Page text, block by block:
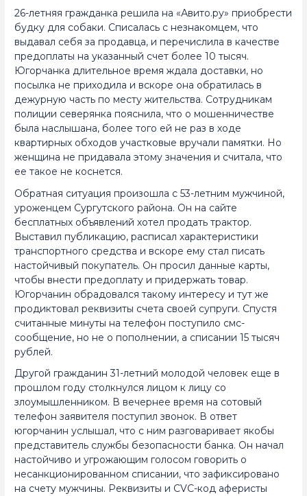
26-летняя гражданка решила на «Авито.ру» приобрести
будку для собаки. Списалась с незнакомцем, что
выдавал себя за продавца, и перечислила в качестве
предоплаты на указанный счет более 10 тысяч.
Югорчанка длительное время ждала доставки, но
посылка не приходила и вскоре она обратилась в
дежурную часть по месту жительства. Сотрудникам
полиции северянка пояснила, что о мошенничестве
была наслышана, более того ей не раз в ходе
квартирных обходов участковые вручали памятки. Но
женщина не придавала этому значения и считала, что
ее такое не коснется.
Обратная ситуация произошла с 53-летним мужчиной,
уроженцем Сургутского района. Он на сайте
бесплатных объявлений хотел продать трактор.
Выставил публикацию, расписал характеристики
транспортного средства и вскоре ему стал писать
настойчивый покупатель. Он просил данные карты,
чтобы внести предоплату и придержать товар.
Югорчанин обрадовался такому интересу и тут же
продиктовал реквизиты счета своей супруги. Спустя
считанные минуты на телефон поступило смс-
сообщение, но не о пополнении, а списании 15 тысяч
рублей.
Другой гражданин 31-летний молодой человек еще в
прошлом году столкнулся лицом к лицу со
злоумышленником. В вечернее время на сотовый
телефон заявителя поступил звонок. В ответ
югорчанин услышал, что с ним разговаривает якобы
представитель службы безопасности банка. Он начал
настойчиво и угрожающим голосом говорить о
несанкционированном списании, что зафиксировано
на счету мужчины. Реквизиты и CVC-код аферисты